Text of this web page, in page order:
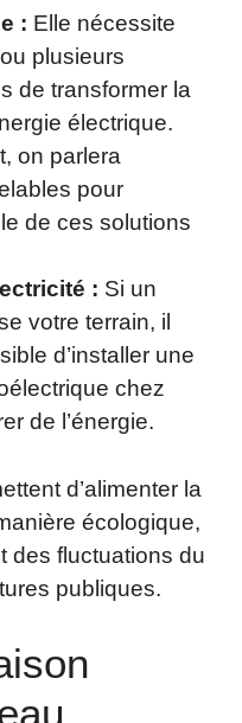
: Elle nécessite
ou plusieurs
de transformer la
électrique.
on parlera
pour
de ces solutions
: Si un
votre terrain, il
d’installer une
chez
de l’énergie.
d’alimenter la
écologique,
des fluctuations du
publiques.